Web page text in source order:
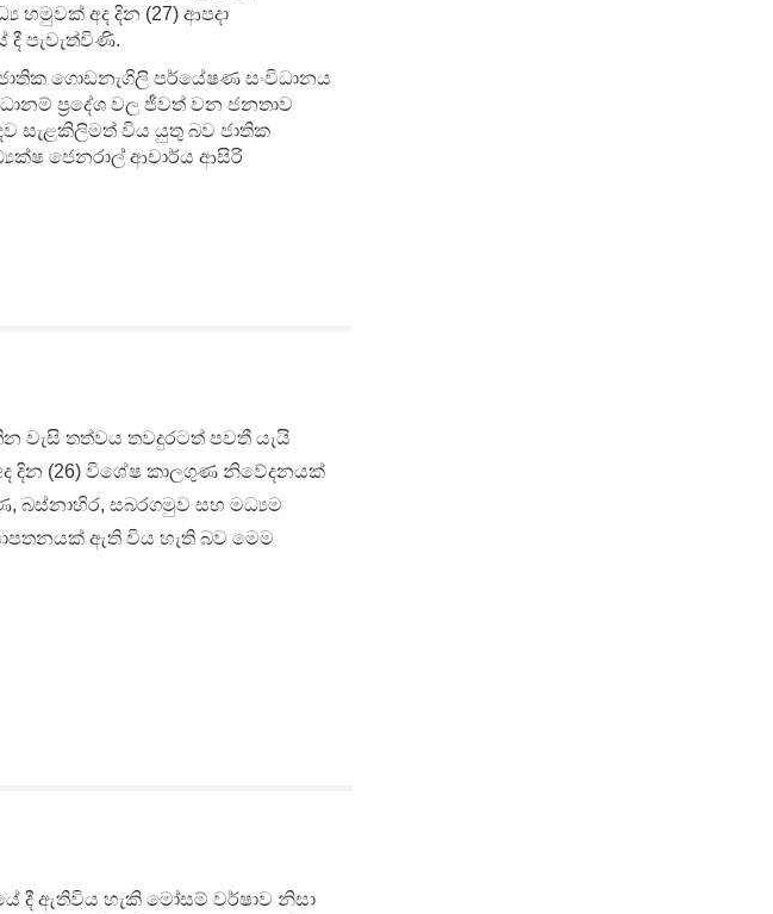
හමුවක් අද දින (27) ආපදා
දී පැවැත්විණි.
ගොඩනැගිලි පර්යේෂණ සංවිධානය
ප්‍රදේශ වල ජීවත් වන ජනතාව
සැළකිලිමත් විය යුතු බව ජාතික
ජෙනරාල් ආචාර්ය ආසිරි
වැසි තත්වය තවදුරටත් පවතී යැයි
දින (26) විශේෂ කාලගුණ නිවේදනයක්
සබරගමුව සහ මධ්‍යම
ඇති විය හැති බව මෙම
දී ඇතිවිය හැකි මෝසම් වර්ෂාව නිසා